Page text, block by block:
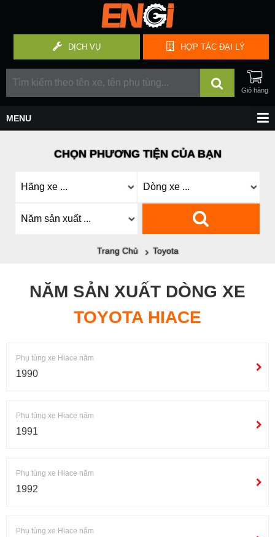
HỢP TÁC ĐẠI LÝ
DỊCH VỤ
CHỌN PHƯƠNG TIỆN CỦA BẠN
Trang Chủ Toyota
NĂM SẢN XUẤT DÒNG XE
TOYOTA HIACE
Phụ tùng xe Hiace năm
1990
Phụ tùng xe Hiace năm
1991
Phụ tùng xe Hiace năm
1992
Phụ tùng xe Hiace năm